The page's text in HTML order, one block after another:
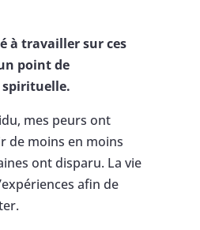
à travailler sur ces
point de
spirituelle.
mes peurs ont
de moins en moins
ont disparu. La vie
afin de